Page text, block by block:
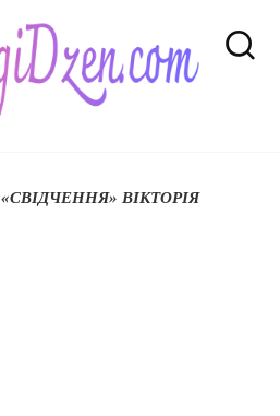
«СВІДЧЕННЯ» ВІКТОРІЯ